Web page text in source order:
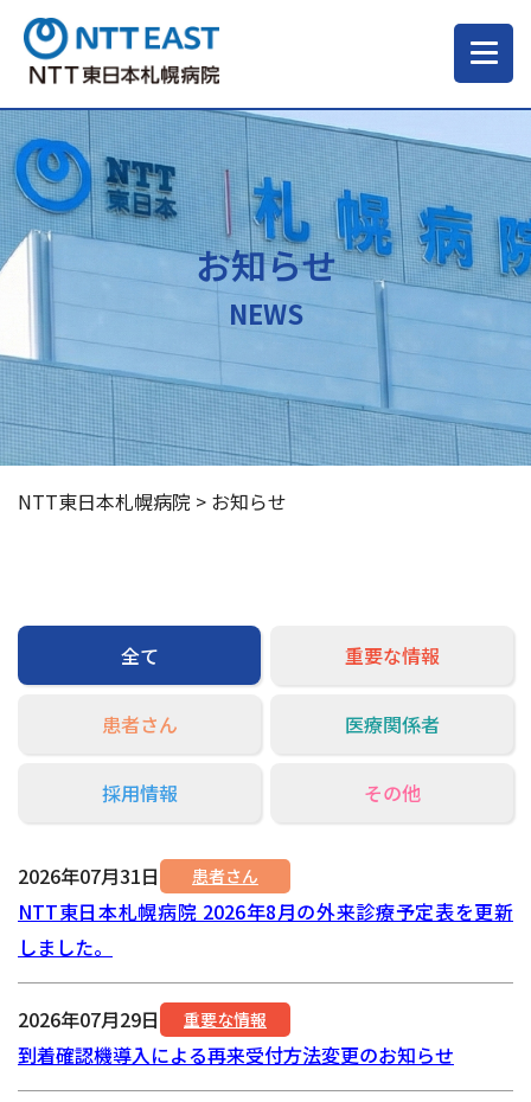
当院について
ご来院される方へ
診療科・部門
医療・介護関係の方
採用情報
お知らせ
NEWS
NTT東日本札幌病院 > お知らせ
全て 重要な情報
患者さん 医療関係者
採用情報 その他
2026年07月31日 患者さん
NTT東日本札幌病院 2026年8月の外来診療予定表を更新
しました。
2026年07月29日 重要な情報
到着確認機導入による再来受付方法変更のお知らせ